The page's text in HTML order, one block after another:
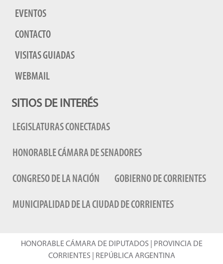
EVENTOS
CONTACTO
VISITAS GUIADAS
WEBMAIL
SITIOS DE INTERÉS
LEGISLATURAS CONECTADAS
HONORABLE CÁMARA DE SENADORES
CONGRESO DE LA NACIÓN GOBIERNO DE CORRIENTES
MUNICIPALIDAD DE LA CIUDAD DE CORRIENTES
HONORABLE CÁMARA DE DIPUTADOS | PROVINCIA DE
CORRIENTES | REPÚBLICA ARGENTINA